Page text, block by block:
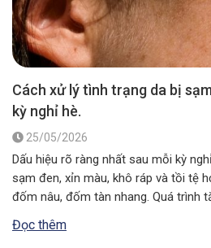
Cách xử lý tình trạng da bị
kỳ nghỉ hè.
25/05/2026
Dấu hiệu rõ ràng nhất sau mỗi kỳ
sạm đen, xỉn màu, khô ráp và tồi tệ
đốm nâu, đốm tàn nhang. Quá trình
Đọc thêm